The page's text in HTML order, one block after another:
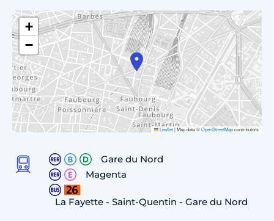
+
−
Leaflet|Map data ©OpenStreetMapcontributors
Gare du Nord
Magenta
La Fayette - Saint-Quentin - Gare du Nord